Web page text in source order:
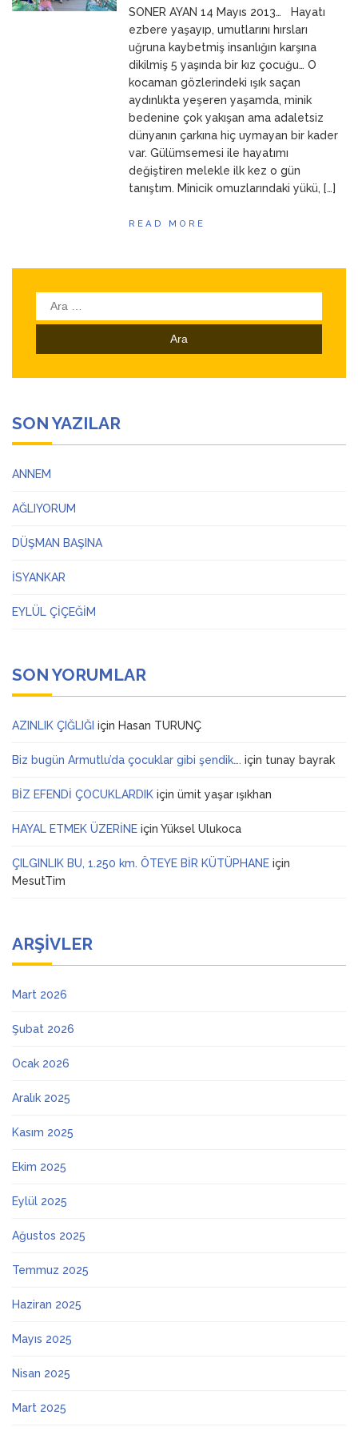
23 Mart 2026 ANNEMSONER AYAN 14 Mayıs 2013… Hayatı
ezbere yaşayıp, umutlarını hırsları
uğruna kaybetmiş insanlığın karşına
dikilmiş 5 yaşında bir kız çocuğu… O
kocaman gözlerindeki ışık saçan
aydınlıkta yeşeren yaşamda, minik
bedenine çok yakışan ama adaletsiz
dünyanın çarkına hiç uymayan bir kader
var. Gülümsemesi ile hayatımı
değiştiren melekle ilk kez o gün
tanıştım. Minicik omuzlarındaki yükü, […]
READ MORE
Arama:
SON YAZILAR
ANNEM
AĞLIYORUM
DÜŞMAN BAŞINA
İSYANKAR
EYLÜL ÇİÇEĞİM
SON YORUMLAR
AZINLIK ÇIĞLIĞI için Hasan TURUNÇ
Biz bugün Armutlu’da çocuklar gibi şendik…. için tunay bayrak
BİZ EFENDİ ÇOCUKLARDIK için ümit yaşar ışıkhan
HAYAL ETMEK ÜZERİNE için Yüksel Ulukoca
ÇILGINLIK BU, 1.250 km. ÖTEYE BİR KÜTÜPHANE için
MesutTim
ARŞIVLER
Mart 2026
Şubat 2026
Ocak 2026
Aralık 2025
Kasım 2025
Ekim 2025
Eylül 2025
Ağustos 2025
Temmuz 2025
Haziran 2025
Mayıs 2025
Nisan 2025
Mart 2025